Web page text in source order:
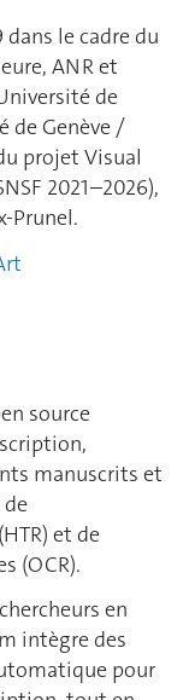
le cadre du
ANR et
de
de Genève /
projet Visual
2021–2026),
Prunel.
source
manuscrits et
et de
(OCR).
en
intègre des
pour